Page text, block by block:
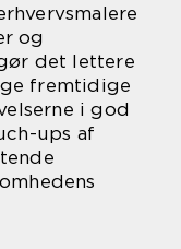
og
det lettere
fremtidige
i god
ups af